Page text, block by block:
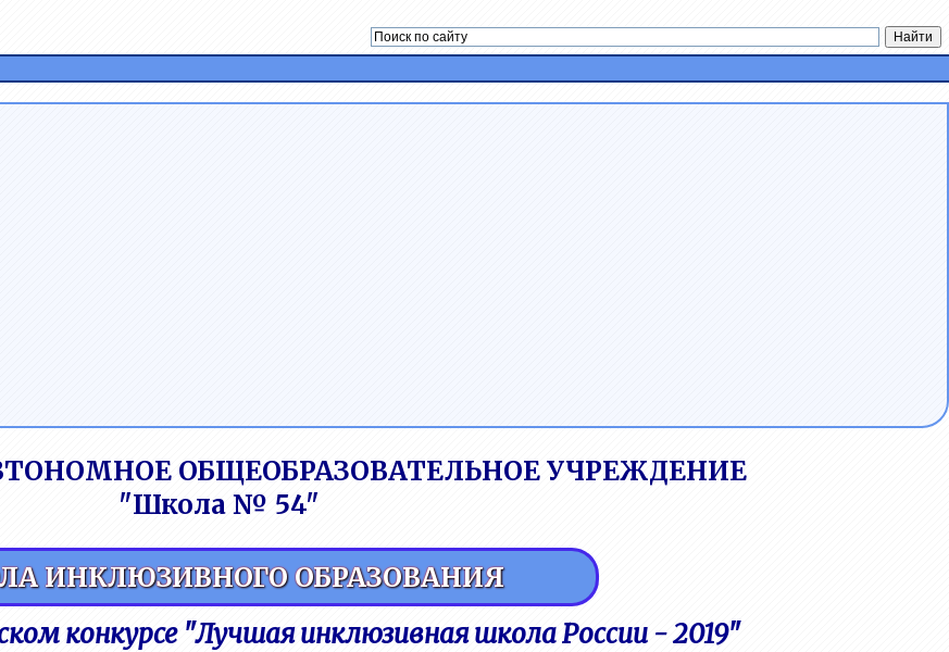
ОБЩЕОБРАЗОВАТЕЛЬНОЕ УЧРЕЖДЕНИЕ
"Школа № 54"
ИНКЛЮЗИВНОГО ОБРАЗОВАНИЯ
УЗНАТЬ БОЛЬШЕ?
конкурсе "Лучшая инклюзивная школа России - 2019"